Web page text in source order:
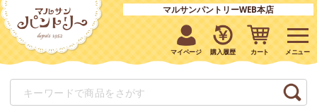
マルサンパントリーWEB本店
マイページ 購入履歴 カート